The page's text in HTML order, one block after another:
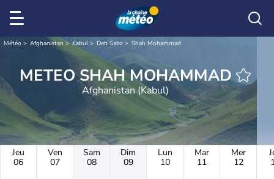
Météo Afghanistan Kabul Deh Sabz Shah Mohammad
METEO SHAH MOHAMMAD
Afghanistan (Kabul)
Jeu
06
Ven
07
Sam
08
Dim
09
Lun
10
Mar
11
Mer
12